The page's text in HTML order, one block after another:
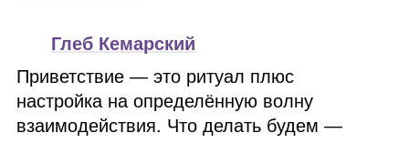
Глеб Кемарский
Приветствие — это ритуал плюс
настройка на определённую волну
взаимодействия. Что делать будем —